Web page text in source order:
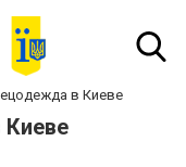
в Киеве
Киеве